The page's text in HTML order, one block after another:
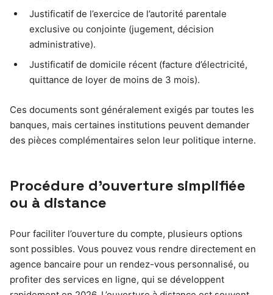
Justificatif de l’exercice de l’autorité parentale
exclusive ou conjointe (jugement, décision
administrative).
Justificatif de domicile récent (facture d’électricité,
quittance de loyer de moins de 3 mois).
Ces documents sont généralement exigés par toutes les
banques, mais certaines institutions peuvent demander
des pièces complémentaires selon leur politique interne.
Procédure d’ouverture simplifiée
ou à distance
Pour faciliter l’ouverture du compte, plusieurs options
sont possibles. Vous pouvez vous rendre directement en
agence bancaire pour un rendez-vous personnalisé, ou
profiter des services en ligne, qui se développent